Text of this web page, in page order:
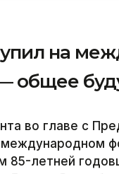
на
общее
во главе с
международном
летней